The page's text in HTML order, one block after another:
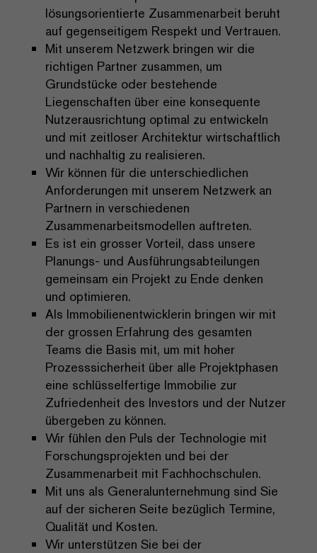
lösungsorientierte Zusammenarbeit beruht
auf gegenseitigem Respekt und Vertrauen.
Mit unserem Netzwerk bringen wir die
richtigen Partner zusammen, um
Grundstücke oder bestehende
Liegenschaften über eine konsequente
Nutzerausrichtung optimal zu entwickeln
und mit zeitloser Architektur wirtschaftlich
und nachhaltig zu realisieren.
Wir können für die unterschiedlichen
Anforderungen mit unserem Netzwerk an
Partnern in verschiedenen
Zusammenarbeitsmodellen auftreten.
Es ist ein grosser Vorteil, dass unsere
Planungs- und Ausführungsabteilungen
gemeinsam ein Projekt zu Ende denken
und optimieren.
Als Immobilienentwicklerin bringen wir mit
der grossen Erfahrung des gesamten
Teams die Basis mit, um mit hoher
Prozesssicherheit über alle Projektphasen
eine schlüsselfertige Immobilie zur
Zufriedenheit des Investors und der Nutzer
übergeben zu können.
Wir fühlen den Puls der Technologie mit
Forschungsprojekten und bei der
Zusammenarbeit mit Fachhochschulen.
Mit uns als Generalunternehmung sind Sie
auf der sicheren Seite bezüglich Termine,
Qualität und Kosten.
Wir unterstützen Sie bei der